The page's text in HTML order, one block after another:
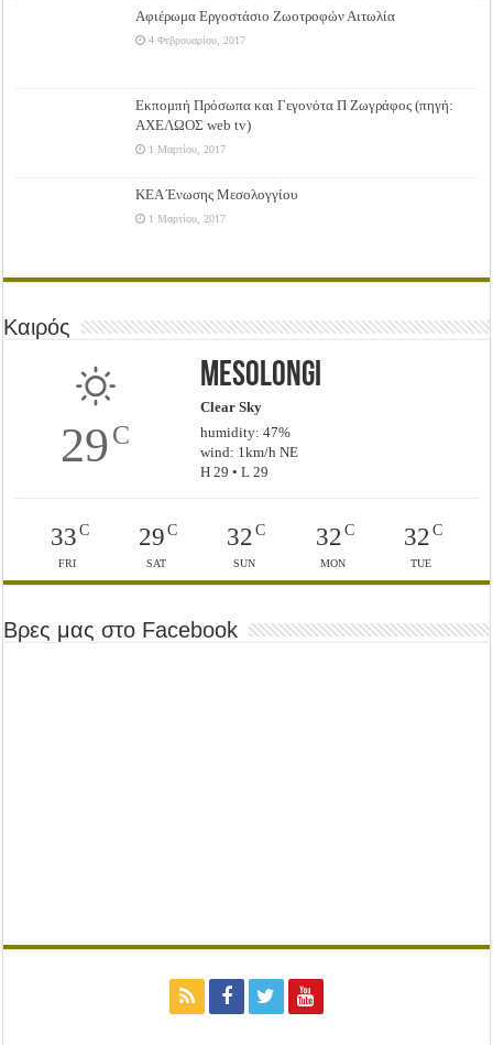
Αφιέρωμα Εργοστάσιο Ζωοτροφών Αιτωλία
4 Φεβρουαρίου, 2017
Εκπομπή Πρόσωπα και Γεγονότα Π Ζωγράφος (πηγή:
ΑΧΕΛΩΟΣ web tv)
1 Μαρτίου, 2017
ΚΕΑ Ένωσης Μεσολογγίου
1 Μαρτίου, 2017
Καιρός
29C
Mesolongi
Clear Sky
humidity: 47%
wind: 1km/h NE
H 29 • L 29
33C
FRI
29C
SAT
32 C
SUN
32C
MON
32C
TUE
Βρες μας στο Facebook